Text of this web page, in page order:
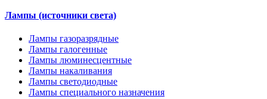
Лампы (источники света)
Лампы газоразрядные
Лампы галогенные
Лампы люминесцентные
Лампы накаливания
Лампы светодиодные
Лампы специального назначения